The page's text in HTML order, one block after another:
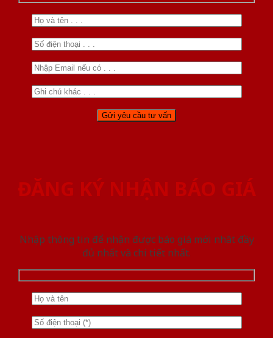
ĐĂNG KÝ NHẬN BÁO GIÁ
Nhập thông tin để nhận được báo giá mới nhât đầy
đủ nhất và chi tiết nhất.